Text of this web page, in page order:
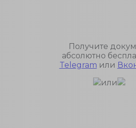
Получите
абсолютно
Telegram или
или